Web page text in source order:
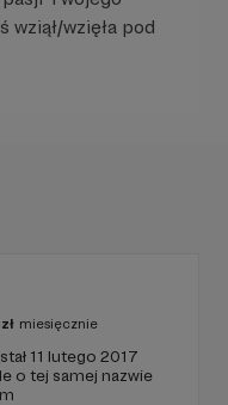
wzięła pod
zł miesięcznie
11 lutego 2017
o tej samej nazwie